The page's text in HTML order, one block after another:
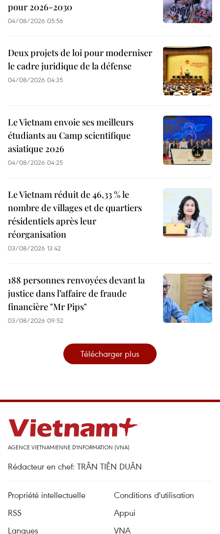
pour 2026-2030
04/08/2026 05:56
Deux projets de loi pour moderniser
le cadre juridique de la défense
04/08/2026 04:35
Le Vietnam envoie ses meilleurs
étudiants au Camp scientifique
asiatique 2026
04/08/2026 04:25
Le Vietnam réduit de 46,33 % le
nombre de villages et de quartiers
résidentiels après leur
réorganisation
03/08/2026 13:42
188 personnes renvoyées devant la
justice dans l’affaire de fraude
financière "Mr Pips"
03/08/2026 09:52
Télécharger plus
AGENCE VIETNAMIENNE D'INFORMATION (VNA)
Rédacteur en chef: TRÂN TIÊN DUÂN
Propriété intellectuelle
Conditions d'utilisation
RSS
Appui
Langues
VNA